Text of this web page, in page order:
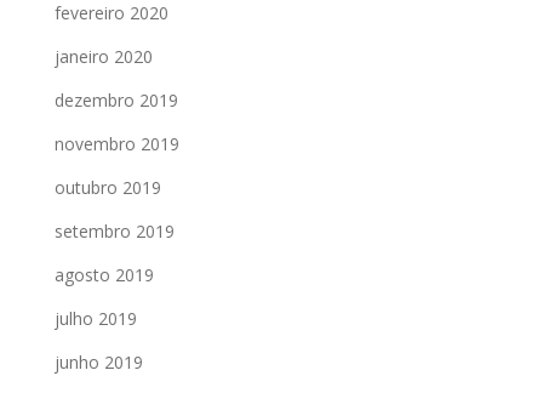
fevereiro 2020
janeiro 2020
dezembro 2019
novembro 2019
outubro 2019
setembro 2019
agosto 2019
julho 2019
junho 2019